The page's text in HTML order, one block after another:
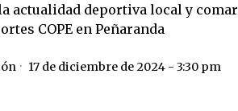
actualidad deportiva local y
COPE en Peñaranda
17 de diciembre de 2024 - 3:30 pm